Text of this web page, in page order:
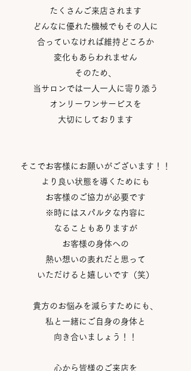
たくさんご来店されます
どんなに優れた機械でもその人に
合っていなければ維持どころか
変化もあらわれません
そのため、
当サロンでは一人一人に寄り添う
オンリーワンサービスを
大切にしております
そこでお客様にお願いがございます！！
より良い状態を導くためにも
お客様のご協力が必要です
※時にはスパルタな内容に
なることもありますが
お客様の身体への
熱い想いの表れだと思って
いただけると嬉しいです（笑）
貴方のお悩みを減らすためにも、
私と一緒にご自身の身体と
向き合いましょう！！
心から皆様のご来店を